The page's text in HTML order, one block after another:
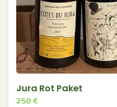
Jura Rot Paket
250 €